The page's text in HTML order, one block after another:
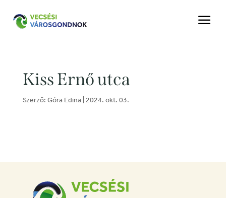
a
Kiss Ernő utca
Szerző: Góra Edina 2024. okt. 03.